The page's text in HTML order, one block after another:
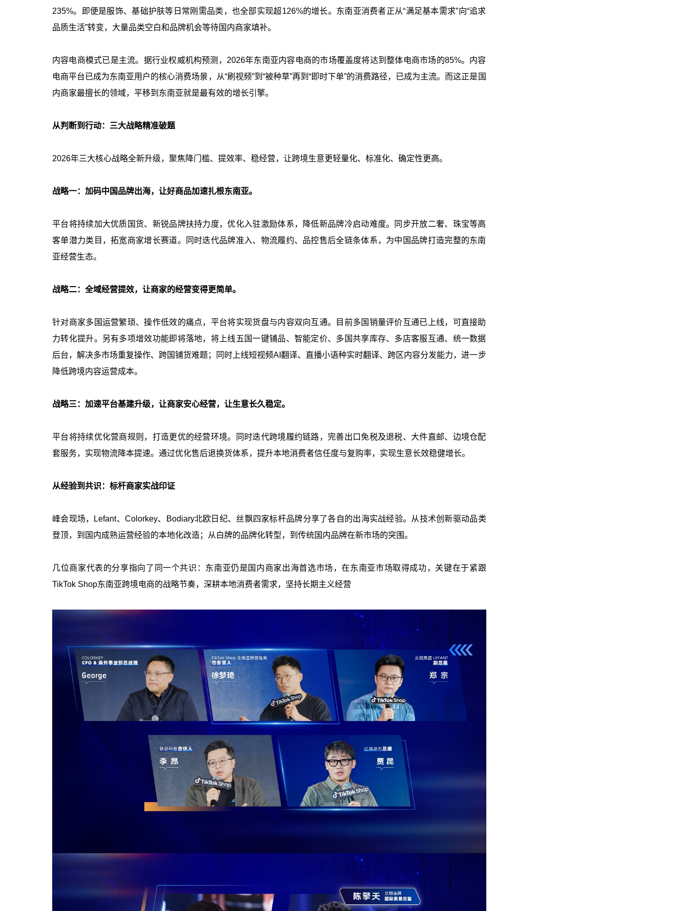
235%。即便是服饰、基础护肤等日常刚需品类，也全部实现超126%的增长。东南亚消费者正从“满足基本需求”向“追求
品质生活”转变，大量品类空白和品牌机会等待国内商家填补。
内容电商模式已是主流。据行业权威机构预测，2026年东南亚内容电商的市场覆盖度将达到整体电商市场的85%。内容
电商平台已成为东南亚用户的核心消费场景，从“刷视频”到“被种草”再到“即时下单”的消费路径，已成为主流。而这正是国
内商家最擅长的领域，平移到东南亚就是最有效的增长引擎。
从判断到行动：三大战略精准破题
2026年三大核心战略全新升级，聚焦降门槛、提效率、稳经营，让跨境生意更轻量化、标准化、确定性更高。
战略一：加码中国品牌出海，让好商品加速扎根东南亚。
平台将持续加大优质国货、新锐品牌扶持力度，优化入驻激励体系，降低新品牌冷启动难度。同步开放二奢、珠宝等高
客单潜力类目，拓宽商家增长赛道。同时迭代品牌准入、物流履约、品控售后全链条体系，为中国品牌打造完整的东南
亚经营生态。
战略二：全域经营提效，让商家的经营变得更简单。
针对商家多国运营繁琐、操作低效的痛点，平台将实现货盘与内容双向互通。目前多国销量评价互通已上线，可直接助
力转化提升。另有多项增效功能即将落地，将上线五国一键铺品、智能定价、多国共享库存、多店客服互通、统一数据
后台，解决多市场重复操作、跨国铺货难题；同时上线短视频AI翻译、直播小语种实时翻译、跨区内容分发能力，进一步
降低跨境内容运营成本。
战略三：加速平台基建升级，让商家安心经营，让生意长久稳定。
平台将持续优化营商规则，打造更优的经营环境。同时迭代跨境履约链路，完善出口免税及退税、大件直邮、边境仓配
套服务，实现物流降本提速。通过优化售后退换货体系，提升本地消费者信任度与复购率，实现生意长效稳健增长。
从经验到共识：标杆商家实战印证
峰会现场，Lefant、Colorkey、Bodiary北欧日纪、丝飘四家标杆品牌分享了各自的出海实战经验。从技术创新驱动品类
登顶，到国内成熟运营经验的本地化改造；从白牌的品牌化转型，到传统国内品牌在新市场的突围。
几位商家代表的分享指向了同一个共识：东南亚仍是国内商家出海首选市场，在东南亚市场取得成功，关键在于紧跟
TikTok Shop东南亚跨境电商的战略节奏，深耕本地消费者需求，坚持长期主义经营